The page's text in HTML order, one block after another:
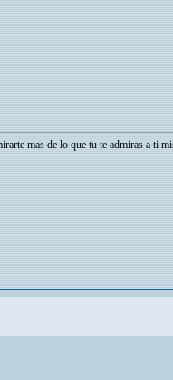
mas de lo que tu te admiras a ti